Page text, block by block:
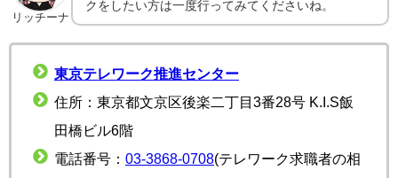
リッチーナ
クをしたい方は一度行ってみてくださいね。
東京テレワーク推進センター
住所：東京都文京区後楽二丁目3番28号 K.I.S飯
田橋ビル6階
電話番号： 03-3868-0708(テレワーク求職者の相